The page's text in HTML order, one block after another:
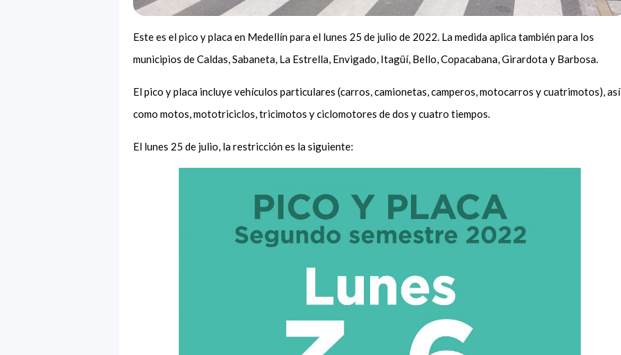
Este es el pico y placa en Medellín para el lunes 25 de julio de 2022. La medida aplica también para los
municipios de Caldas, Sabaneta, La Estrella, Envigado, Itagüí, Bello, Copacabana, Girardota y Barbosa.
El pico y placa incluye vehículos particulares (carros, camionetas, camperos, motocarros y cuatrimotos), así
como motos, mototriciclos, tricimotos y ciclomotores de dos y cuatro tiempos.
El lunes 25 de julio, la restricción es la siguiente: